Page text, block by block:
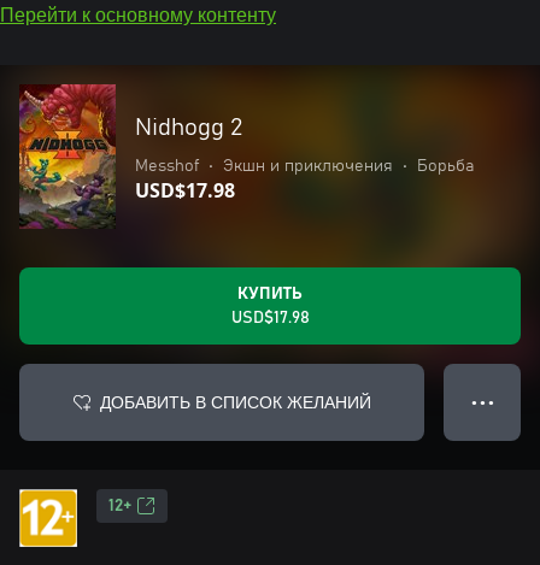
Перейти к основному контенту
Nidhogg 2
Messhof • Экшн и приключения • Борьба
USD$17.98
КУПИТЬ
USD$17.98
ДОБАВИТЬ В СПИСОК ЖЕЛАНИЙ ● ● ●
12+